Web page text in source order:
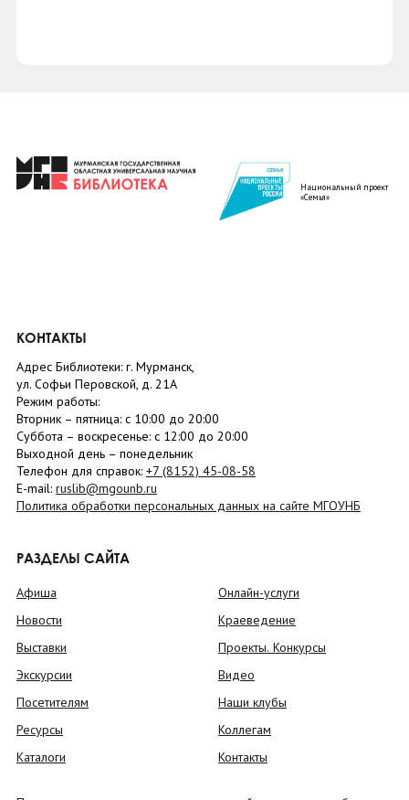
Национальный проект
«Семья»
КОНТАКТЫ
Адрес Библиотеки: г. Мурманск,
ул. Софьи Перовской, д. 21А
Режим работы:
Вторник – пятница: с 10:00 до 20:00
Суббота – воскресенье: c 12:00 до 20:00
Выходной день – понедельник
Телефон для справок: +7 (8152) 45-08-58
E-mail: ruslib@mgounb.ru
Политика обработки персональных данных на сайте МГОУНБ
РАЗДЕЛЫ САЙТА
Афиша
Новости
Выставки
Экскурсии
Посетителям
Ресурсы
Каталоги
Онлайн-услуги
Краеведение
Проекты. Конкурсы
Видео
Наши клубы
Коллегам
Контакты